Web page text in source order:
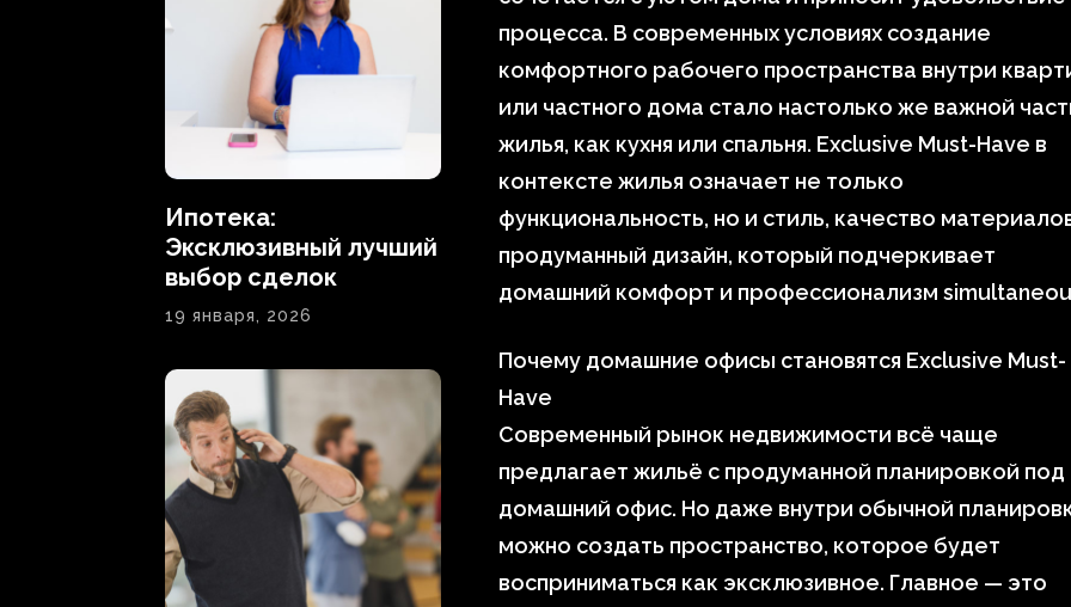
Ипотека:
Эксклюзивный лучший
выбор сделок
19 января, 2026
процесса. В современных условиях создание
комфортного рабочего пространства внутри
или частного дома стало настолько же важной
жилья, как кухня или спальня. Exclusive Must-Have в
контексте жилья означает не только
функциональность, но и стиль, качество
продуманный дизайн, который подчеркивает
домашний комфорт и профессионализм
Почему домашние офисы становятся Exclusive Must-
Have
Современный рынок недвижимости всё чаще
предлагает жильё с продуманной планировкой под
домашний офис. Но даже внутри обычной
можно создать пространство, которое будет
восприниматься как эксклюзивное. Главное — это